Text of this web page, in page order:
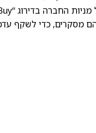
מסקרים, כדי לשקף